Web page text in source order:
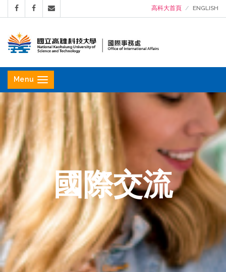
高科大首頁 ENGLISH
立
高
雄
科
技
大
學
國
際
務
處
Menu
國際交流